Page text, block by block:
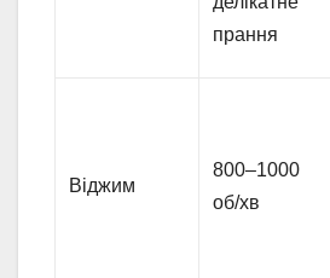
прання
Віджим
800–1000
об/хв